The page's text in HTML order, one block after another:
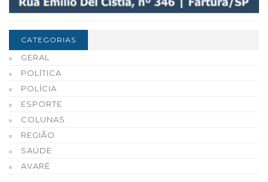
CATEGORIAS
GERAL
POLÍTICA
POLÍCIA
ESPORTE
COLUNAS
REGIÃO
SAÚDE
AVARÉ